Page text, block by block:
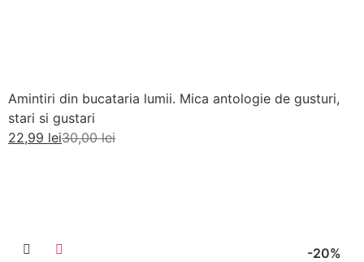
Amintiri din bucataria lumii. Mica antologie de gusturi,
stari si gustari
30,00lei
22,99 lei
-20%